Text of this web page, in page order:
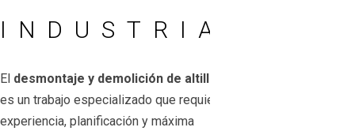
INDUSTRIALES
El desmontaje y demolición de altillos
es un trabajo especializado que requiere
experiencia, planificación y máxima